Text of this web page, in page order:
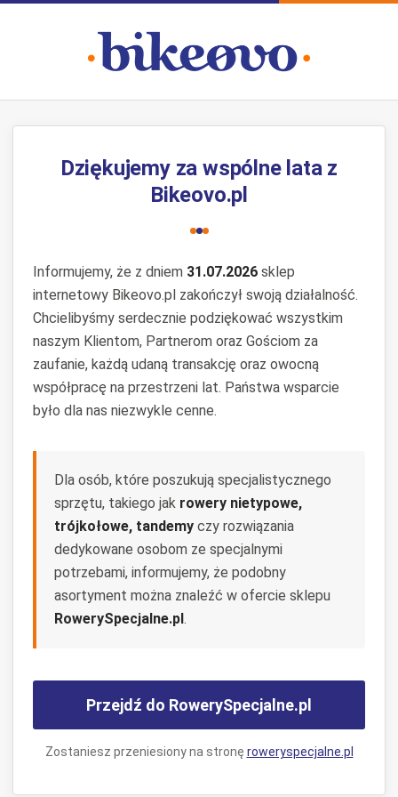
Dziękujemy za wspólne lata z
Bikeovo.pl
Informujemy, że z dniem 31.07.2026 sklep
internetowy Bikeovo.pl zakończył swoją działalność.
Chcielibyśmy serdecznie podziękować wszystkim
naszym Klientom, Partnerom oraz Gościom za
zaufanie, każdą udaną transakcję oraz owocną
współpracę na przestrzeni lat. Państwa wsparcie
było dla nas niezwykle cenne.
Dla osób, które poszukują specjalistycznego
sprzętu, takiego jak rowery nietypowe,
trójkołowe, tandemy czy rozwiązania
dedykowane osobom ze specjalnymi
potrzebami, informujemy, że podobny
asortyment można znaleźć w ofercie sklepu
RowerySpecjalne.pl.
Przejdź do RowerySpecjalne.pl
Zostaniesz przeniesiony na stronę roweryspecjalne.pl